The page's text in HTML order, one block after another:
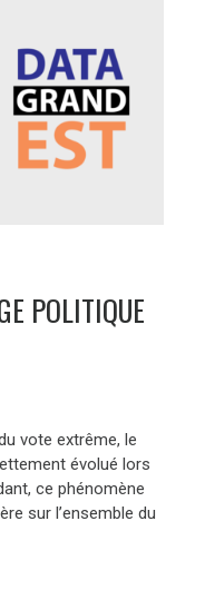
POLITIQUE
vote extrême, le
évolué lors
ce phénomène
sur l’ensemble du